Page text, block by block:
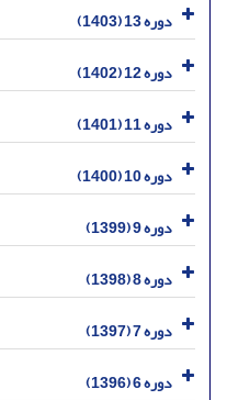
دوره 13 (1403)
دوره 12 (1402)
دوره 11 (1401)
دوره 10 (1400)
دوره 9 (1399)
دوره 8 (1398)
دوره 7 (1397)
دوره 6 (1396)